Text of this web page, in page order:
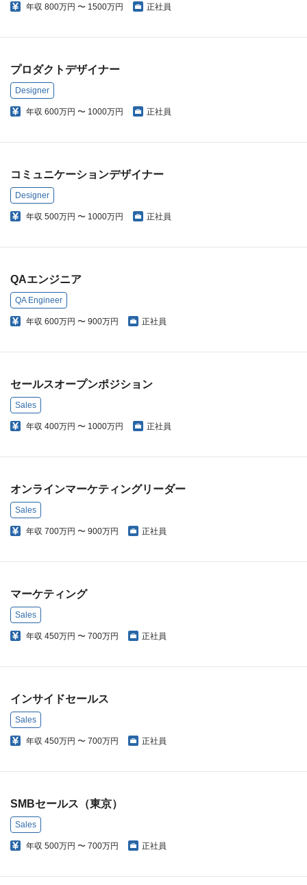
年収 800万円 〜 1500万円 正社員
プロダクトデザイナー
Designer
年収 600万円 〜 1000万円 正社員
コミュニケーションデザイナー
Designer
年収 500万円 〜 1000万円 正社員
QAエンジニア
QA Engineer
年収 600万円 〜 900万円 正社員
セールスオープンポジション
Sales
年収 400万円 〜 1000万円 正社員
オンラインマーケティングリーダー
Sales
年収 700万円 〜 900万円 正社員
マーケティング
Sales
年収 450万円 〜 700万円 正社員
インサイドセールス
Sales
年収 450万円 〜 700万円 正社員
SMBセールス（東京）
Sales
年収 500万円 〜 700万円 正社員